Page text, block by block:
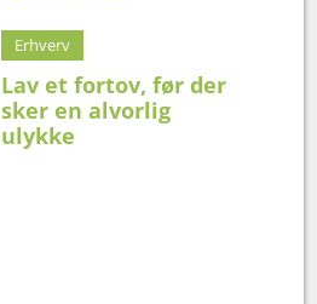
Erhverv
Lav et fortov, før der
sker en alvorlig
ulykke